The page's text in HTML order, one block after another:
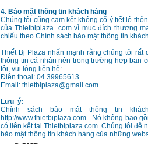
4. Bảo mật thông tin khách hàng
Chúng tôi cũng cam kết không cố ‎‎ý tiết lộ
của Thietbiplaza. com vì mục đích thương
chiếu theo Chính sách bảo mật thông tin
Thiết Bị Plaza nhấn mạnh rằng chúng tôi
thông tin cá nhân nên trong trường hợp bạn
tôi, vui lòng liên hệ:
Điện thoại: 04.39965613
Email: thietbiplaza@gmail.com
Lưu ‎ ý:
Chính sách bảo mật thông tin
http://www.thietbiplaza.com . Nó không bao
có liên kết tại Thietbiplaza.com. Chúng tôi đề
bảo mật thông tin khách hàng của những